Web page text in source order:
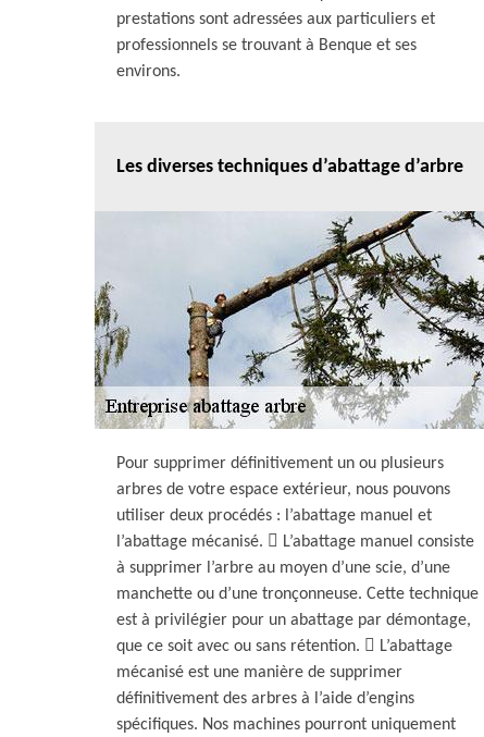
prestations sont adressées aux particuliers et
professionnels se trouvant à Benque et ses
environs.
Les diverses techniques d’abattage d’arbre
Pour supprimer définitivement un ou plusieurs
arbres de votre espace extérieur, nous pouvons
utiliser deux procédés : l’abattage manuel et
l’abattage mécanisé.  L’abattage manuel consiste
à supprimer l’arbre au moyen d’une scie, d’une
manchette ou d’une tronçonneuse. Cette technique
est à privilégier pour un abattage par démontage,
que ce soit avec ou sans rétention.  L’abattage
mécanisé est une manière de supprimer
définitivement des arbres à l’aide d’engins
spécifiques. Nos machines pourront uniquement